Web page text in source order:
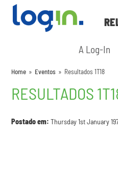
A Log-In
Home » Eventos » Resultados 1T18
RESULTADOS
Postado em: Thursday 1st January